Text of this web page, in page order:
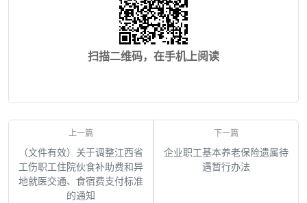
扫描二维码，在手机上阅读
（文件有效）关于调整江西省
工伤职工住院伙食补助费和异
地就医交通、食宿费支付标准
的通知
企业职工基本养老保险遗属待
遇暂行办法